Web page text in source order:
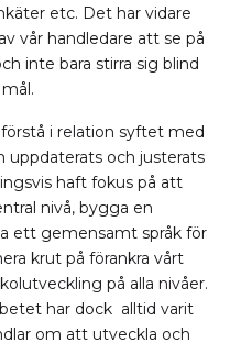
etc. Det har vidare
vår handledare att se på
inte bara stirra sig blind
i relation syftet med
uppdaterats och justerats
haft fokus på att
nivå, bygga en
ett gemensamt språk för
krut på förankra vårt
på alla nivåer.
har dock alltid varit
om att utveckla och